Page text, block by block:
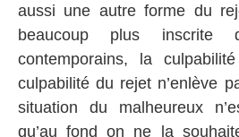
aussi une autre forme du
beaucoup plus inscrite
contemporains, la
culpabilité du rejet n’enlève
situation du malheureux
qu’au fond on ne la